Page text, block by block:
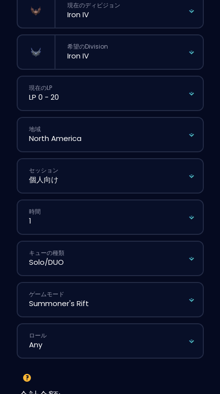
現在のディビジョン
希望のDivision
現在のLP
地域
セッション
時間
キューの種類
ゲームモード
ロール